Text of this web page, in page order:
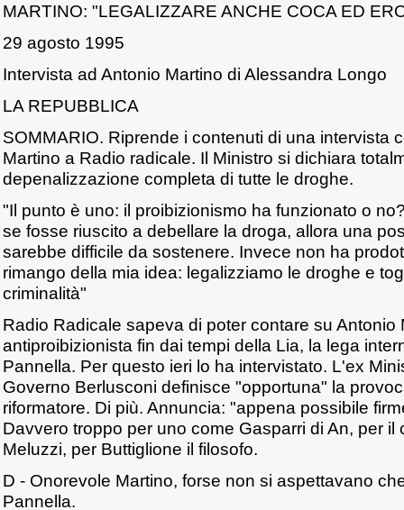
MARTINO: "LEGALIZZARE ANCHE COCA ED
29 agosto 1995
Intervista ad Antonio Martino di Alessandra Longo
LA REPUBBLICA
SOMMARIO. Riprende i contenuti di una intervista
Martino a Radio radicale. Il Ministro si dichiara
depenalizzazione completa di tutte le droghe.
"Il punto è uno: il proibizionismo ha funzionato o
se fosse riuscito a debellare la droga, allora una
sarebbe difficile da sostenere. Invece non ha
rimango della mia idea: legalizziamo le droghe e
criminalità"
Radio Radicale sapeva di poter contare su Antonio
antiproibizionista fin dai tempi della Lia, la lega
Pannella. Per questo ieri lo ha intervistato. L'ex
Governo Berlusconi definisce "opportuna" la
riformatore. Di più. Annuncia: "appena possibile
Davvero troppo per uno come Gasparri di An, per il
Meluzzi, per Buttiglione il filosofo.
D - Onorevole Martino, forse non si aspettavano
Pannella.